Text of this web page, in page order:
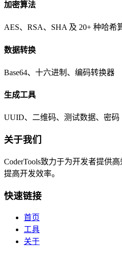
加密算法
AES、RSA、SHA 及 20+ 种哈希
数据转换
Base64、十六进制、编码转换器
生成工具
UUID、二维码、测试数据、密码
关于我们
CoderTools致力于为开发者提供
提高开发效率。
快速链接
首页
工具
关于